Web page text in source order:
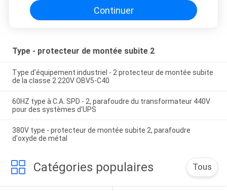
Continuer
Type - protecteur de montée subite 2
Type d'équipement industriel - 2 protecteur de montée subite
de la classe 2 220V OBV5-C40
60HZ type à C.A. SPD - 2, parafoudre du transformateur 440V
pour des systèmes d'UPS
380V type - protecteur de montée subite 2, parafoudre
d'oxyde de métal
Catégories populaires Tous